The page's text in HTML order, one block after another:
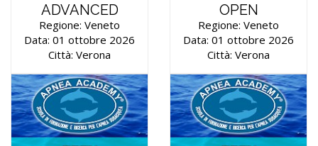
ADVANCED
Regione: Veneto
Data: 01 ottobre 2026
Città: Verona
OPEN
Regione: Veneto
Data: 01 ottobre 2026
Città: Verona